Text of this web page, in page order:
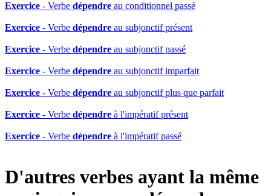
Exercice - Verbe dépendre au conditionnel passé
Exercice - Verbe dépendre au subjonctif présent
Exercice - Verbe dépendre au subjonctif passé
Exercice - Verbe dépendre au subjonctif imparfait
Exercice - Verbe dépendre au subjonctif plus que parfait
Exercice - Verbe dépendre à l'impératif présent
Exercice - Verbe dépendre à l'impératif passé
D'autres verbes ayant la même